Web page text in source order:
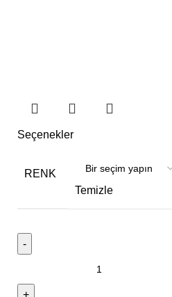
Seçenekler
RENK
Temizle